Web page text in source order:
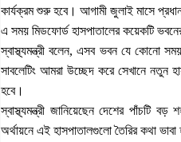
কার্যক্রম শুরু হবে। আগামী জুলাই মাসে
এ সময় মিডফোর্ড হাসপাতালের কয়েকটি
স্বাস্থ্যমন্ত্রী বলেন, এসব ভবন যে কোনো
সাবলেটিং আমরা উচ্ছেদ করে সেখানে নতুন
হবে।
স্বাস্থ্যমন্ত্রী জানিয়েছেন দেশের পাঁচটি
অর্থায়নে এই হাসপাতালগুলো তৈরির কথা